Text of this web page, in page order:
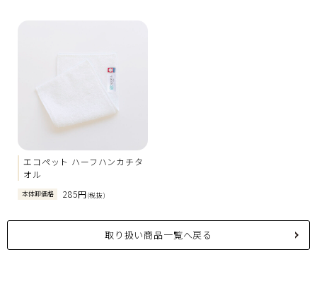
エコペット ハーフハンカチタ
オル
本体卸価格 285円(税抜)
取り扱い商品一覧へ戻る